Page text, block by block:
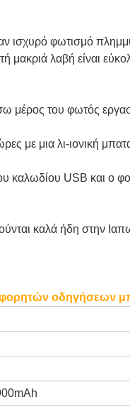
ισχυρό φωτισμό
λαβή είναι
μέρος του φωτός
με μια λι-ιονική
καλωδίου USB και ο
καλά ήδη στην
φορητών οδηγήσεων